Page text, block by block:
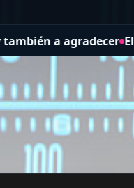
El Concejo